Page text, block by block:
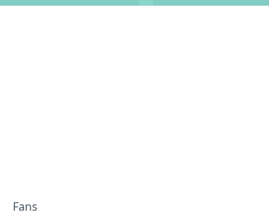
Fans